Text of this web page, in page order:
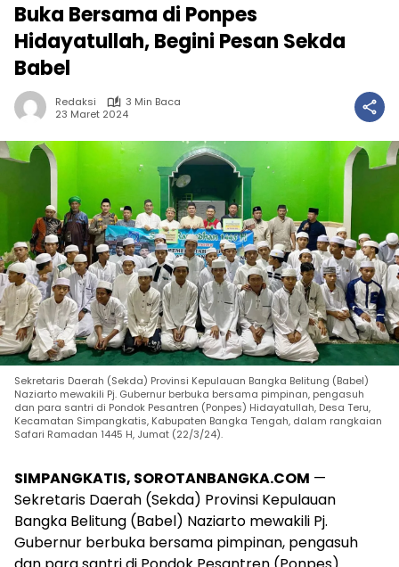
Buka Bersama di Ponpes
Hidayatullah, Begini Pesan Sekda
Babel
Redaksi
3 Min Baca
23 Maret 2024
Sekretaris Daerah (Sekda) Provinsi Kepulauan Bangka Belitung (Babel)
Naziarto mewakili Pj. Gubernur berbuka bersama pimpinan, pengasuh
dan para santri di Pondok Pesantren (Ponpes) Hidayatullah, Desa Teru,
Kecamatan Simpangkatis, Kabupaten Bangka Tengah, dalam rangkaian
Safari Ramadan 1445 H, Jumat (22/3/24).
SIMPANGKATIS, SOROTANBANGKA.COM —
Sekretaris Daerah (Sekda) Provinsi Kepulauan
Bangka Belitung (Babel) Naziarto mewakili Pj.
Gubernur berbuka bersama pimpinan, pengasuh